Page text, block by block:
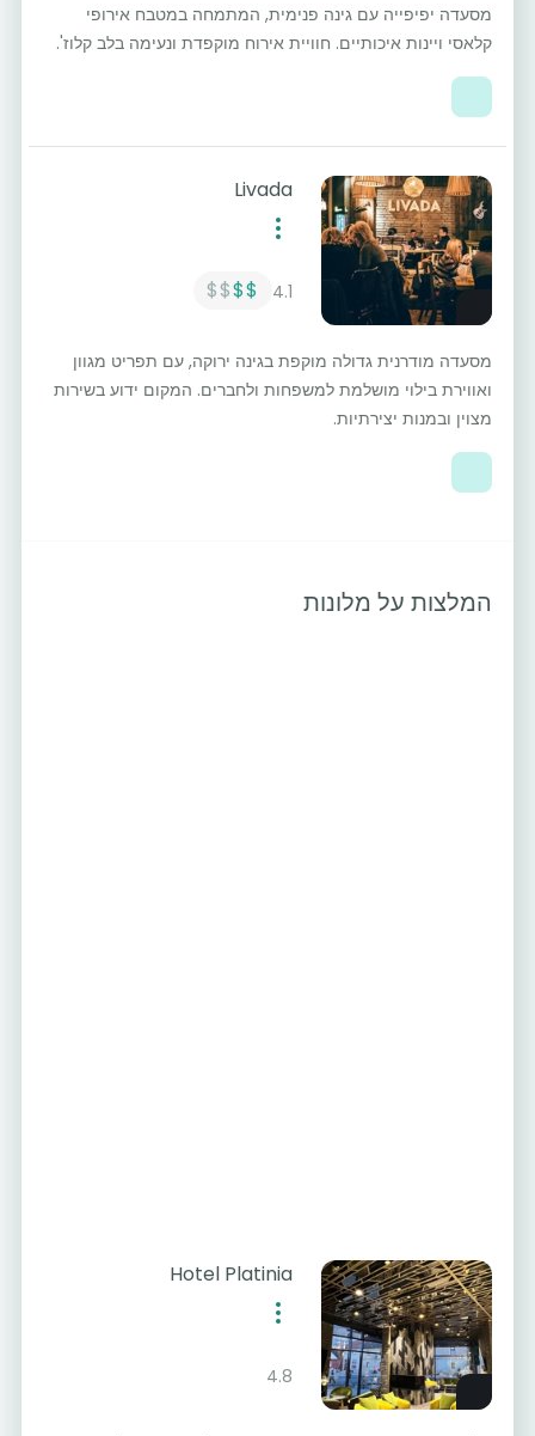
מסעדה יפיפייה עם גינה פנימית, המתמחה במטבח אירופי
קלאסי ויינות איכותיים. חוויית אירוח מוקפדת ונעימה בלב קלוז'.
Livada
4.1
$$
$$
מסעדה מודרנית גדולה מוקפת בגינה ירוקה, עם תפריט מגוון
ואווירת בילוי מושלמת למשפחות ולחברים. המקום ידוע בשירות
מצוין ובמנות יצירתיות.
המלצות על מלונות
Hotel Platinia
4.8